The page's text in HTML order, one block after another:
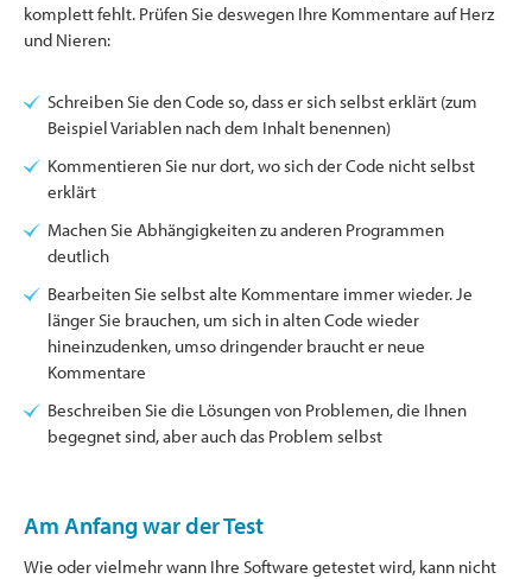
komplett fehlt. Prüfen Sie deswegen Ihre Kommentare auf Herz
und Nieren:
Schreiben Sie den Code so, dass er sich selbst erklärt (zum
Beispiel Variablen nach dem Inhalt benennen)
Kommentieren Sie nur dort, wo sich der Code nicht selbst
erklärt
Machen Sie Abhängigkeiten zu anderen Programmen
deutlich
Bearbeiten Sie selbst alte Kommentare immer wieder. Je
länger Sie brauchen, um sich in alten Code wieder
hineinzudenken, umso dringender braucht er neue
Kommentare
Beschreiben Sie die Lösungen von Problemen, die Ihnen
begegnet sind, aber auch das Problem selbst
Am Anfang war der Test
Wie oder vielmehr wann Ihre Software getestet wird, kann nicht